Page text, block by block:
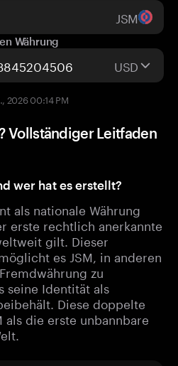
JSM
Währung
USD
2026 00:14 PM
Vollständiger Leitfaden
wer hat es erstellt?
als nationale Währung
erste rechtlich anerkannte
gilt. Dieser
es JSM, in anderen
zu
seine Identität als
Diese doppelte
die erste unbannbare